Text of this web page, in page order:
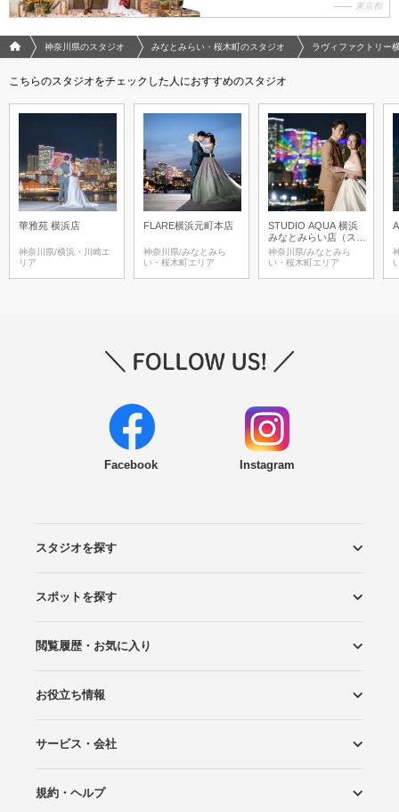
東京都
フォトウエディング/結婚写真のPhotorait ホーム
神奈川県のスタジオ みなとみらい・桜木町のスタジオ ラヴィファクトリー
こちらのスタジオをチェックした人におすすめのスタジオ
華雅苑 横浜店
神奈川県/横浜・川崎エ
リア
FLARE横浜元町本店
神奈川県/みなとみら
い・桜木町エリア
STUDIO AQUA 横浜
みなとみらい店（スタ
ジオAQUA）
神奈川県/みなとみら
い・桜木町エリア
Facebook Instagram
スタジオを探す
エリアから探す
こだわりから探す
NEW PHOTO STYLE
プランから探す
フォトタイプ診断
フォトグラファーから探す
国内リゾートから探す
スポットを探す
ロケーションから探す
スタジオから探す
閲覧履歴・お気に入り
閲覧スタジオ
お気に入り
お役立ち情報
Wedding Photo マガジン
はじめてガイド
サービス・会社
Photoraitとは
スタジオの掲載について
お問い合わせ
運営会社
サイトマップ
規約・ヘルプ